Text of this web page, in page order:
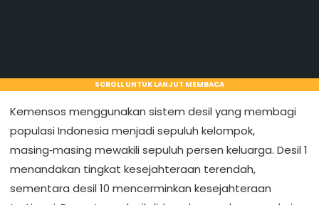
SCROLL UNTUK LANJUT MEMBACA
Kemensos menggunakan sistem desil yang membagi
populasi Indonesia menjadi sepuluh kelompok,
masing‑masing mewakili sepuluh persen keluarga. Desil 1
menandakan tingkat kesejahteraan terendah,
sementara desil 10 mencerminkan kesejahteraan